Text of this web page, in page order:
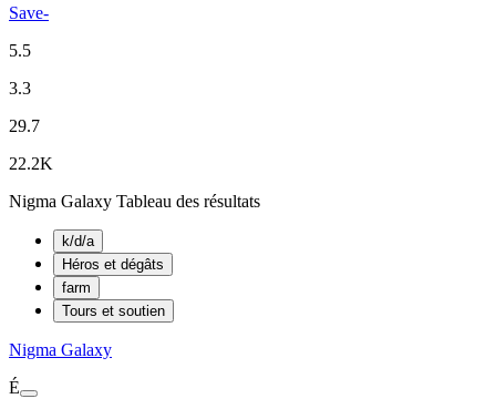
Save-
5.5
3.3
29.7
22.2K
Nigma Galaxy Tableau des résultats
k/d/a
Héros et dégâts
farm
Tours et soutien
Nigma Galaxy
É